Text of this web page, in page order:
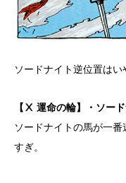
ソードナイト逆位置はい
【Ⅹ 運命の輪】・ソー
ソードナイトの馬が一
すぎ。